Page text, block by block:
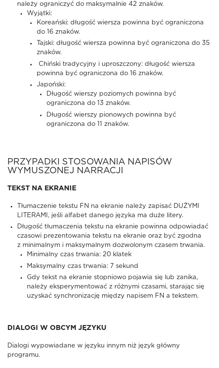
należy ograniczyć do maksymalnie 42 znaków.
Wyjątki:
Koreański: długość wiersza powinna być ograniczona
do 16 znaków.
Tajski: długość wiersza powinna być ograniczona do 35
znaków.
Chiński tradycyjny i uproszczony: długość wiersza
powinna być ograniczona do 16 znaków.
Japoński:
Długość wierszy poziomych powinna być
ograniczona do 13 znaków.
Długość wierszy pionowych powinna być
ograniczona do 11 znaków.
PRZYPADKI STOSOWANIA NAPISÓW
WYMUSZONEJ NARRACJI
TEKST NA EKRANIE
Tłumaczenie tekstu FN na ekranie należy zapisać DUŻYMI
LITERAMI, jeśli alfabet danego języka ma duże litery.
Długość tłumaczenia tekstu na ekranie powinna odpowiadać
czasowi prezentowania tekstu na ekranie oraz być zgodna
z minimalnym i maksymalnym dozwolonym czasem trwania.
Minimalny czas trwania: 20 klatek
Maksymalny czas trwania: 7 sekund
Gdy tekst na ekranie stopniowo pojawia się lub zanika,
należy eksperymentować z różnymi czasami, starając się
uzyskać synchronizację między napisem FN a tekstem.
DIALOGI W OBCYM JĘZYKU
Dialogi wypowiadane w języku innym niż język główny
programu.